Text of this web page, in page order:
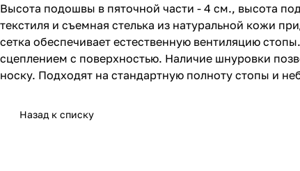
Высота подошвы в пяточной части - 4 см., высота
текстиля и съемная стелька из натуральной кожи
сетка обеспечивает естественную вентиляцию
сцеплением с поверхностью. Наличие шнуровки
носку. Подходят на стандартную полноту стопы и
Назад к списку